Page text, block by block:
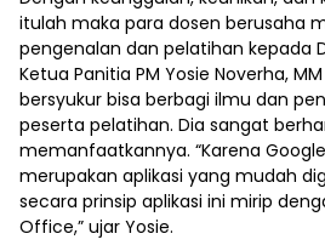
itulah maka para dosen berusaha
pengenalan dan pelatihan kepada
Ketua Panitia PM Yosie Noverha,
bersyukur bisa berbagi ilmu dan
peserta pelatihan. Dia sangat
memanfaatkannya. “Karena
merupakan aplikasi yang mudah
secara prinsip aplikasi ini mirip
Office,” ujar Yosie.